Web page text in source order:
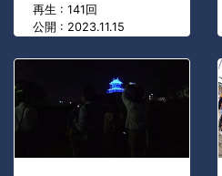
再生 : 141回
公開 : 2023.11.15